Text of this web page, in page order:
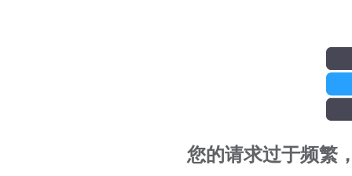
您的请求过于频繁